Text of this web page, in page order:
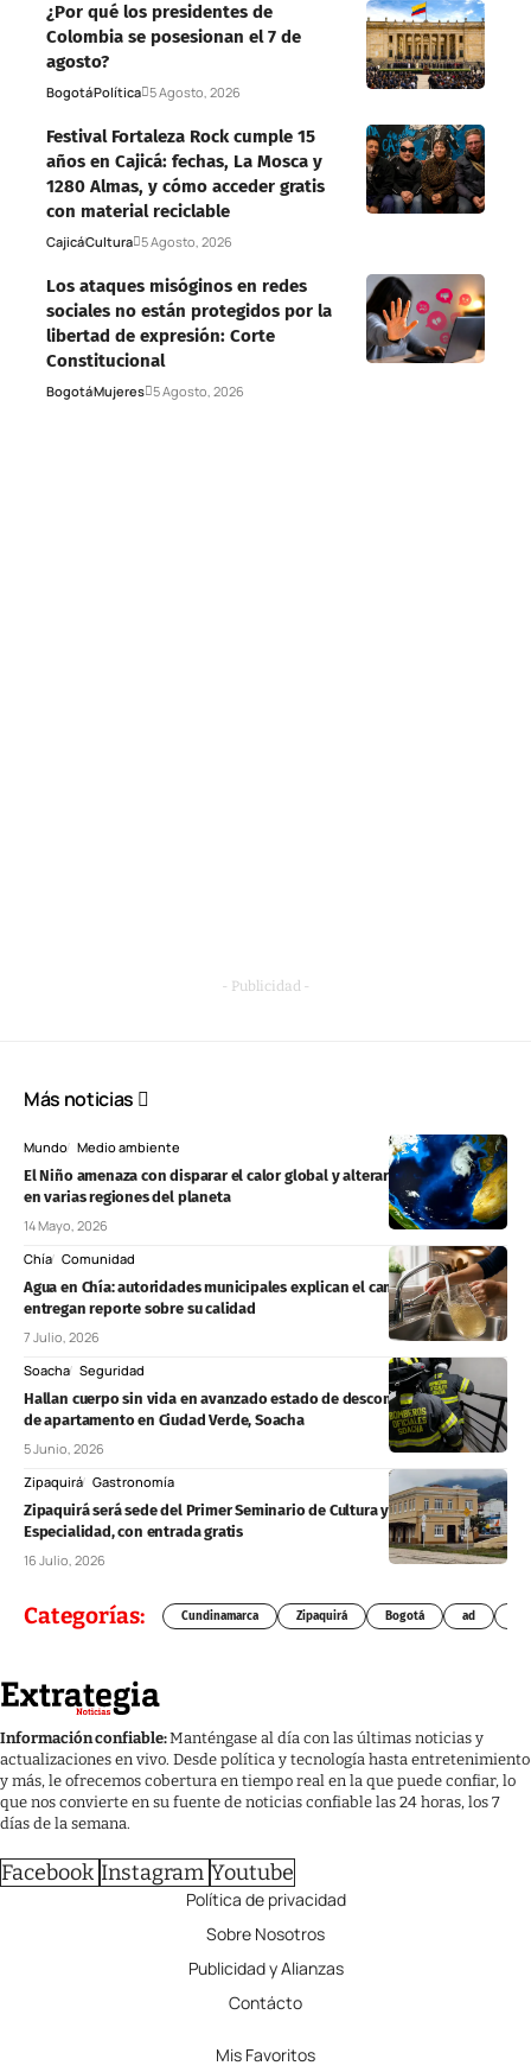
¿Por qué los presidentes de
Colombia se posesionan el 7 de
agosto?
BogotáPolítica 5 Agosto, 2026
Festival Fortaleza Rock cumple 15
años en Cajicá: fechas, La Mosca y
1280 Almas, y cómo acceder gratis
con material reciclable
CajicáCultura 5 Agosto, 2026
Los ataques misóginos en redes
sociales no están protegidos por la
libertad de expresión: Corte
Constitucional
BogotáMujeres 5 Agosto, 2026
- Publicidad -
Más noticias
Mundo Medio ambiente
El Niño amenaza con disparar el calor global y alterar el clima extremo
en varias regiones del planeta
14 Mayo, 2026
Chía Comunidad
Agua en Chía: autoridades municipales explican el cambio de color y
entregan reporte sobre su calidad
7 Julio, 2026
Soacha Seguridad
Hallan cuerpo sin vida en avanzado estado de descomposición dentro
de apartamento en Ciudad Verde, Soacha
5 Junio, 2026
Zipaquirá Gastronomía
Zipaquirá será sede del Primer Seminario de Cultura y Café de
Especialidad, con entrada gratis
16 Julio, 2026
Categorías: Cundinamarca Zipaquirá Bogotá ad
Información confiable:Manténgase al día con las últimas noticias y
actualizaciones en vivo. Desde política y tecnología hasta entretenimiento
y más, le ofrecemos cobertura en tiempo real en la que puede confiar, lo
que nos convierte en su fuente de noticias confiable las 24 horas, los 7
días de la semana.
Facebook Instagram Youtube
Política de privacidad
Sobre Nosotros
Publicidad y Alianzas
Contácto
Mis Favoritos